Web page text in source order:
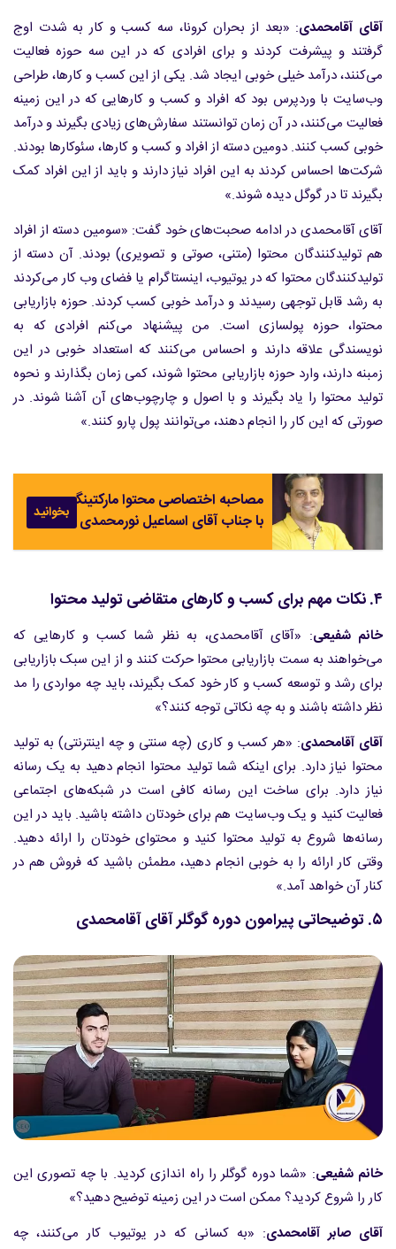
آقای آقامحمدی: «بعد از بحران کرونا، سه کسب و کار به شدت اوج
گرفتند و پیشرفت کردند و برای افرادی که در این سه حوزه فعالیت
می‌کنند، درآمد خیلی خوبی ایجاد شد. یکی از این کسب و کارها، طراحی
وب‌‌سایت با وردپرس بود که افراد و کسب و کارهایی که در این زمینه
فعالیت می‌کنند، در آن زمان توانستند سفارش‌های زیادی بگیرند و درآمد
خوبی کسب کنند. دومین دسته از افراد و کسب و کارها، سئوکارها بودند.
شرکت‌ها احساس کردند به این افراد نیاز دارند و باید از این افراد کمک
بگیرند تا در گوگل دیده شوند.»
آقای آقامحمدی در ادامه صحبت‌های خود گفت: «سومین دسته از افراد
هم تولیدکنندگان محتوا (متنی، صوتی و تصویری) بودند. آن دسته از
تولیدکنندگان محتوا که در یوتیوب، اینستاگرام یا فضای وب کار می‌کردند
به رشد قابل توجهی رسیدند و درآمد خوبی کسب کردند. حوزه بازاریابی
محتوا، حوزه پولسازی است. من پیشنهاد می‌کنم افرادی که به
نویسندگی علاقه دارند و احساس می‌کنند که استعداد خوبی در این
زمبنه دارند، وارد حوزه بازاریابی محتوا شوند، کمی زمان بگذارند و نحوه
تولید محتوا را یاد بگیرند و با اصول و چارچوب‌های آن آشنا شوند. در
صورتی که این کار را انجام دهند، می‌توانند پول پارو کنند.»
مصاحبه اختصاصی محتوا مارکتینگ
با جناب آقای اسماعیل نورمحمدی بخوانید
۴. نکات مهم برای کسب و کارهای متقاضی تولید محتوا
خانم شفیعی: «آقای آقامحمدی، به نظر شما کسب و کارهایی که
می‌خواهند به سمت بازاریابی محتوا حرکت کنند و از این سبک بازاریابی
برای رشد و توسعه کسب و کار خود کمک بگیرند، باید چه مواردی را مد
نظر داشته باشند و به چه نکاتی توجه کنند؟»
آقای آقامحمدی: «هر کسب و کاری (چه سنتی و چه اینترنتی) به تولید
محتوا نیاز دارد. برای اینکه شما تولید محتوا انجام دهید به یک رسانه
نیاز دارد. برای ساخت این رسانه کافی است در شبکه‌های اجتماعی
فعالیت کنید و یک وب‌سایت هم برای خودتان داشته باشید. باید در این
رسانه‌ها شروع به تولید محتوا کنید و محتوای خودتان را ارائه دهید.
وقتی کار ارائه را به خوبی انجام دهید، مطمئن باشید که فروش هم در
کنار آن خواهد آمد.»
۵. توضیحاتی پیرامون دوره گوگلر آقای آقامحمدی
خانم شفیعی: «شما دوره گوگلر را راه اندازی کردید. با چه تصوری این
کار را شروع کردید؟ ممکن است در این زمینه توضیح دهید؟»
آقای صابر آقامحمدی: «به کسانی که در یوتیوب کار می‌کنند، چه